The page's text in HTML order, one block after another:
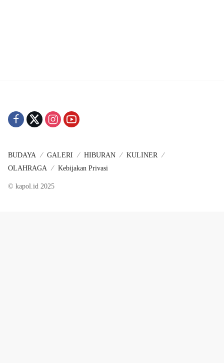
BUDAYA GALERI HIBURAN
KULINER
OLAHRAGA
Kebijakan Privasi
© kapol.id 2025